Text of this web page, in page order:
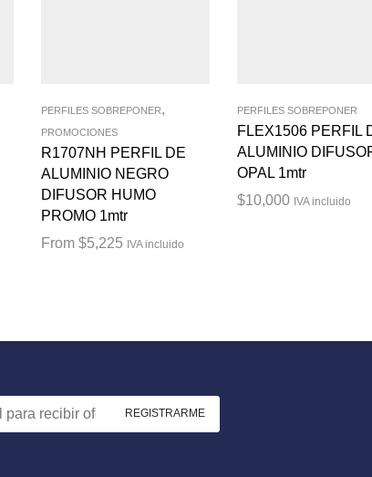
PERFILES SOBREPONER,
PROMOCIONES
R1707NH PERFIL DE
ALUMINIO NEGRO
DIFUSOR HUMO
PROMO 1mtr
From$5,225 IVA incluido
PERFILES SOBREPONER
FLEX1506 PERFIL
ALUMINIO
OPAL 1mtr
$10,000 IVA incluido